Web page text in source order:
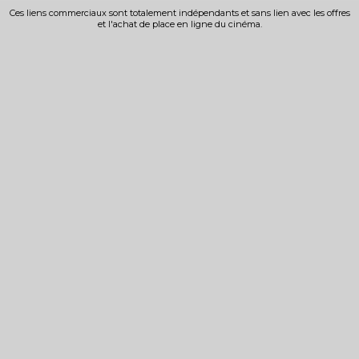
Ces liens commerciaux sont totalement indépendants et sans lien avec les offres
et l'achat de place en ligne du cinéma.